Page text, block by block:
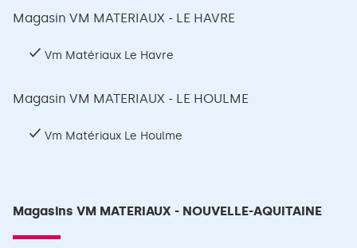
Magasin VM MATERIAUX - LE HAVRE
Vm Matériaux Le Havre
Magasin VM MATERIAUX - LE HOULME
Vm Matériaux Le Houlme
Magasins VM MATERIAUX - NOUVELLE-AQUITAINE